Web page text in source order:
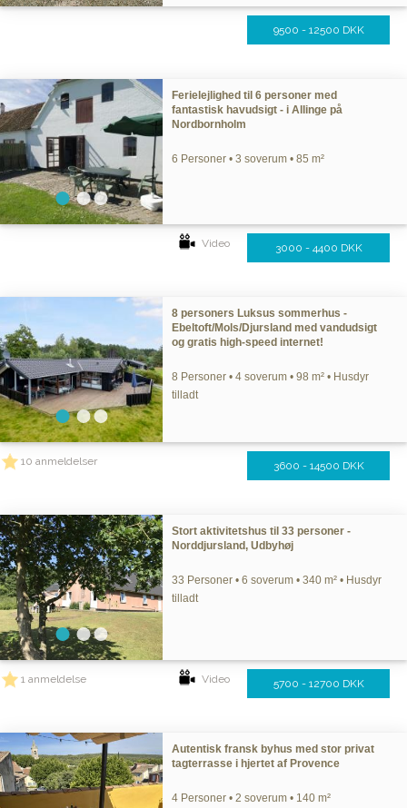
9500 - 12500 DKK
Ferielejlighed til 6 personer med
fantastisk havudsigt - i Allinge på
Nordbornholm
6 Personer • 3 soverum • 85 m²
Video 3000 - 4400 DKK
8 personers Luksus sommerhus -
Ebeltoft/Mols/Djursland med vandudsigt
og gratis high-speed internet!
8 Personer • 4 soverum • 98 m² • Husdyr
tilladt
10 anmeldelser 3600 - 14500 DKK
Stort aktivitetshus til 33 personer -
Norddjursland, Udbyhøj
33 Personer • 6 soverum • 340 m² • Husdyr
tilladt
1 anmeldelse Video 5700 - 12700 DKK
Autentisk fransk byhus med stor privat
tagterrasse i hjertet af Provence
4 Personer • 2 soverum • 140 m²